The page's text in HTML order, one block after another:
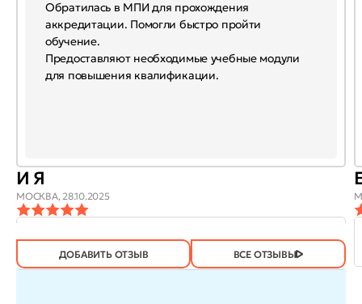
Обратилась в МПИ для прохождения
аккредитации. Помогли быстро пройти
обучение.
Предоставляют необходимые учебные модули
для повышения квалификации.
И Я
МОСКВА,28.10.2025
ОТЗЫВ БЫЛ
ПОЛЕЗЕН?
ДА(605) НЕТ(2)
ДОБАВИТЬ ОТЗЫВ ВСЕ ОТЗЫВЫ